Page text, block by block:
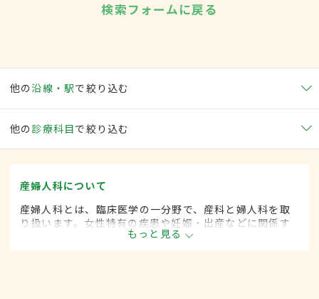
検索フォームに戻る
他の沿線・駅で絞り込む
他の 診療科目で絞り込む
産婦人科について
産婦人科とは、臨床医学の一分野で、産科と婦人科を取
り扱います。女性特有の疾患や妊娠・出産などに関係す
る病気に対して、予防・診断・治療します。
もっと見る